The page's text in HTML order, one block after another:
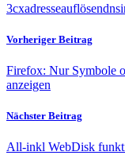
3cxadresseauflösendns
Vorheriger Beitrag
Firefox: Nur Symbole
anzeigen
Nächster Beitrag
All-inkl WebDisk